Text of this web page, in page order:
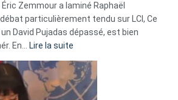
fake
news
»
Zemmour a laminé Raphaël
particulièrement tendu sur LCI, Ce
David Pujadas dépassé, est bien
En…
Lire la suite
Tegnér
exulte